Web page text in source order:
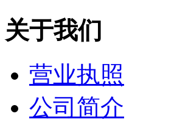
关于我们
营业执照
公司简介